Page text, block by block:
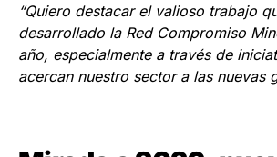
“Quiero destacar el valioso trabajo
desarrollado la Red Compromiso
año, especialmente a través de
acercan nuestro sector a las nuevas